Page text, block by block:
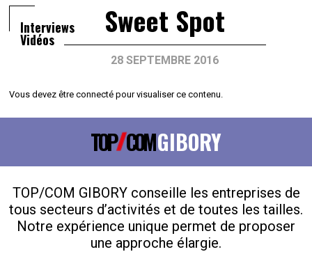
Interviews
Vidéos Sweet Spot
28 SEPTEMBRE 2016
Vous devez être connecté pour visualiser ce contenu.
TOP COMGIBORY
TOP/COM GIBORY conseille les entreprises de
tous secteurs d’activités et de toutes les tailles.
Notre expérience unique permet de proposer
une approche élargie.